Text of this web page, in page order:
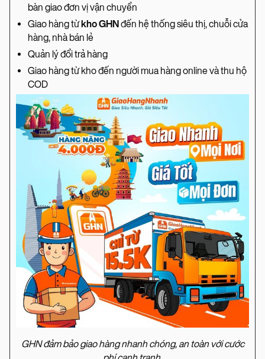
bàn giao đơn vị vận chuyển
Giao hàng từkho GHNđến hệ thống siêu thị, chuỗi cửa
hàng, nhà bán lẻ
Quản lý đổi trả hàng
Giao hàng từ kho đến người mua hàng online và thu hộ
COD
GHN đảm bảo giao hàng nhanh chóng, an toàn với cước